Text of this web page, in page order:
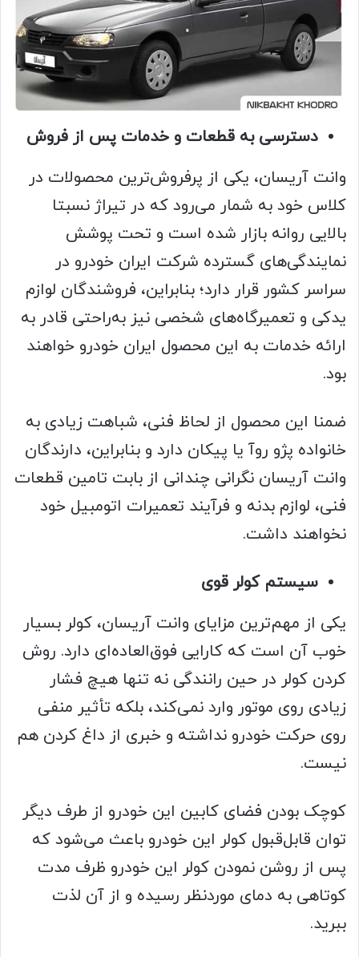
دسترسی به قطعات و خدمات پس از فروش
وانت آریسان، یکی از پرفروش‌ترین محصولات در
کلاس خود به شمار می‌رود که در تیراژ نسبتا
بالایی روانه بازار شده است و تحت پوشش
نمایندگی‌های گسترده شرکت ایران خودرو در
سراسر کشور قرار دارد؛ بنابراین، فروشندگان لوازم
یدکی و تعمیرگاه‌های شخصی نیز به‌راحتی قادر به
ارائه خدمات به این محصول ایران خودرو خواهند
بود.
ضمنا این محصول از لحاظ فنی، شباهت زیادی به
خانواده پژو روآ یا پیکان دارد و بنابراین، دارندگان
وانت آریسان نگرانی چندانی از بابت تامین قطعات
فنی، لوازم بدنه و فرآیند تعمیرات اتومبیل خود
نخواهند داشت.
سیستم کولر قوی
یکی از مهم‌ترین مزایای وانت آریسان، کولر بسیار
خوب آن است که کارایی فوق‌العاده‌ای دارد. روش
کردن کولر در حین رانندگی نه تنها هیچ فشار
زیادی روی موتور وارد نمی‌کند، بلکه تأثیر منفی
روی حرکت خودرو نداشته و خبری از داغ کردن هم
نیست.
کوچک بودن فضای کابین این خودرو از طرف دیگر
توان قابل‌قبول کولر این خودرو باعث می‌شود که
پس از روشن نمودن کولر این خودرو ظرف مدت
کوتاهی به دمای موردنظر رسیده و از آن لذت
ببرید.